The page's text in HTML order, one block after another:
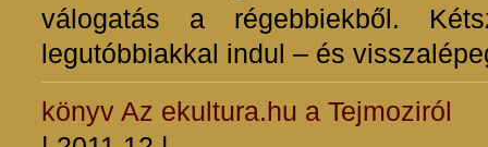
válogatás a régebbiekből.
legutóbbiakkal indul – és
könyv Az ekultura.hu a Tejmoziról